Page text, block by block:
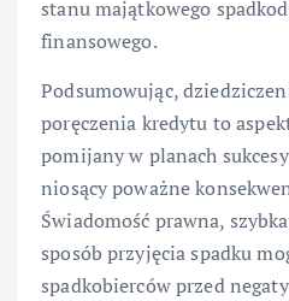
stanu majątkowego
finansowego.
Podsumowując,
poręczenia kredytu to
pomijany w planach
niosący poważne
Świadomość prawna,
sposób przyjęcia spadku
spadkobierców przed